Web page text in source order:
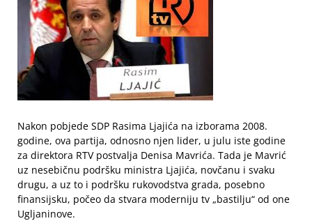
Nakon pobjede SDP Rasima Ljajića na izborama 2008.
godine, ova partija, odnosno njen lider, u julu iste godine
za direktora RTV postvalja Denisa Mavrića. Tada je Mavrić
uz nesebičnu podršku ministra Ljajića, novčanu i svaku
drugu, a uz to i podršku rukovodstva grada, posebno
finansijsku, počeo da stvara moderniju tv „bastilju“ od one
Ugljaninove.